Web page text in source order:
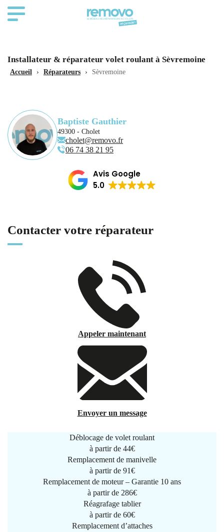
Installateur & réparateur volet roulant à Sèvremoine
Accueil › Réparateurs › Sèvremoine
Baptiste Gauthier
49300 - Cholet
cholet@removo.fr
06 74 38 21 95
Avis Google
5.0
Contacter votre réparateur
Appeler maintenant
Envoyer un message
Déblocage de volet roulant
à partir de 44€
Remplacement de manivelle
à partir de 91€
Remplacement de moteur – Garantie 10 ans
à partir de 286€
Réagrafage tablier
à partir de 60€
Remplacement d’attaches